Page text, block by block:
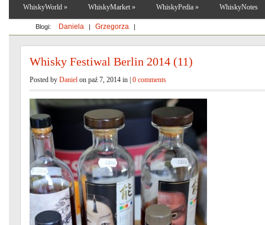
Blogi: Daniela | Grzegorza |
WhiskyWorld » WhiskyMarket » WhiskyPedia » WhiskyNotes
Whisky Festiwal Berlin 2014 (11)
Posted by Daniel on paź 7, 2014 in | 0 comments